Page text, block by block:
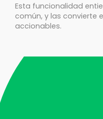
Esta funcionalidad
común, y las convierte
accionables.